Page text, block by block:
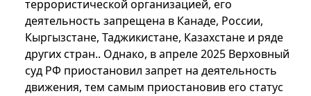
террористической организацией, его
деятельность запрещена в Канаде, России,
Кыргызстане, Таджикистане, Казахстане и ряде
других стран.. Однако, в апреле 2025 Верховный
суд РФ приостановил запрет на деятельность
движения, тем самым приостановив его статус